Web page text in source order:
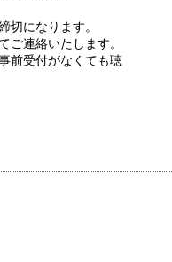
切になります。
連絡いたします。
前受付がなくても聴